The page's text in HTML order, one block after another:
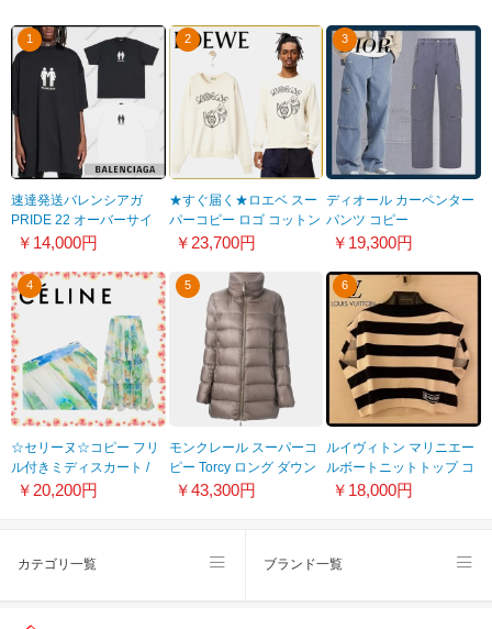
1
速達発送バレンシアガ
PRIDE 22 オーバーサイ
ズ ロゴTシャツ 偽物 2色
￥14,000円
2
★すぐ届く★ロエベ スー
パーコピー ロゴ コットン
スウェットシャツ
￥23,700円
3
ディオール カーペンター
パンツ コピー
313D183AY519_C585
￥19,300円
4
☆セリーヌ☆コピー フリ
ル付きミディスカート /
シルクジョーゼット
￥20,200円
5
モンクレール スーパーコ
ピー Torcy ロング ダウン
ジャケット
￥43,300円
6
ルイヴィトン マリニエー
ルボートニットトップ コ
ピー 1A9XRU
￥18,000円
カテゴリ一覧 ブランド一覧